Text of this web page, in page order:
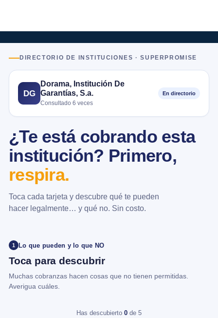
DIRECTORIO DE INSTITUCIONES · SUPERPROMISE
DG
Dorama, Institución De
Garantías, S.a.
Consultado 6 veces
En directorio
¿Te está cobrando esta
institución? Primero,
respira.
Toca cada tarjeta y descubre qué te pueden
hacer legalmente… y qué no. Sin costo.
1 Lo que pueden y lo que NO
Toca para descubrir
Muchas cobranzas hacen cosas que no tienen permitidas.
Averigua cuáles.
Has descubierto 0 de 5